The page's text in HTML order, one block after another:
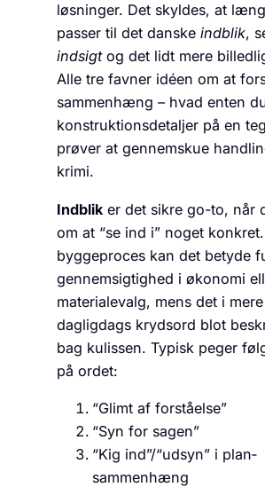
løsninger. Det skyldes, at
passer til det danske indblik,
indsigtog det lidt mere
Alle tre favner idéen om at
sammenhæng – hvad enten
konstruktions­detaljer på en
prøver at gennemskue
krimi.
Indblik er det sikre go-to, når
om at “se ind i” noget
byggeproces kan det betyde
gennemsigtighed i økonomi
materialevalg, mens det i mere
dagligdags krydsord blot
bag kulissen. Typisk peger
på ordet:
“Glimt af forståelse”
“Syn for sagen”
“Kig ind”/“udsyn” i plan­
sammenhæng